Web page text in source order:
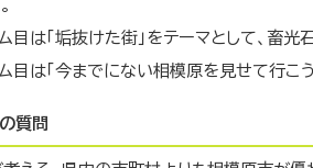
目は「垢抜けた街」をテーマとして、畜光
目は「今までにない相模原を見せて行こ
質問